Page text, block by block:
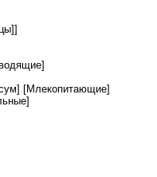
[Млекопитающие]